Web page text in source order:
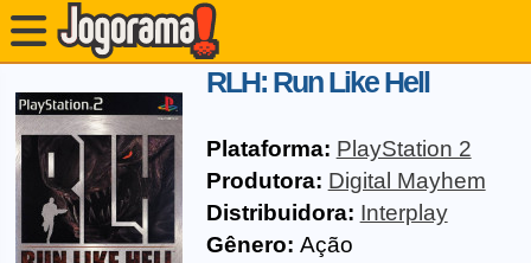
RLH: Run Like Hell
Plataforma: PlayStation 2
Produtora: Digital Mayhem
Distribuidora: Interplay
Gênero: Ação